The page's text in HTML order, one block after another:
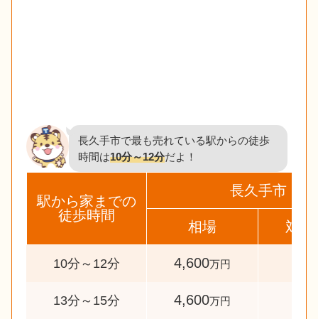
長久手市で最も売れている駅からの徒歩
時間は10分～12分だよ！
駅から家までの
徒歩時間
長久手市
相場 対象
10分～12分 4,600万円
13分～15分 4,600万円